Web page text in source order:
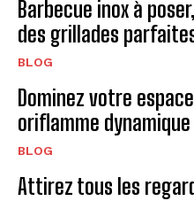
Barbecue inox à
des grillades
BLOG
Dominez votre
oriflamme
BLOG
Attirez tous les